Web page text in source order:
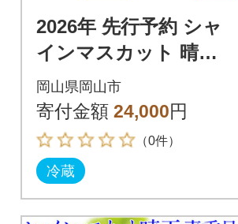
2026年 先行予約 シャ
インマスカット 晴王
1房 約700g 岡山県産
9月～10月順次発送
岡山県岡山市
寄付金額 24,000円
（0件）
冷蔵